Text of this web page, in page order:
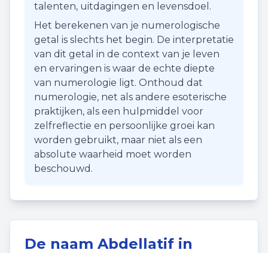
talenten, uitdagingen en levensdoel.
Het berekenen van je numerologische
getal is slechts het begin. De interpretatie
van dit getal in de context van je leven
en ervaringen is waar de echte diepte
van numerologie ligt. Onthoud dat
numerologie, net als andere esoterische
praktijken, als een hulpmiddel voor
zelfreflectie en persoonlijke groei kan
worden gebruikt, maar niet als een
absolute waarheid moet worden
beschouwd.
De naam Abdellatif in